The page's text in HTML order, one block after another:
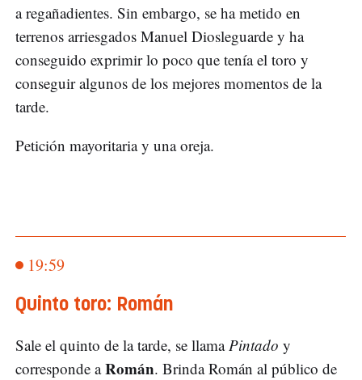
a regañadientes. Sin embargo, se ha metido en
terrenos arriesgados Manuel Diosleguarde y ha
conseguido exprimir lo poco que tenía el toro y
conseguir algunos de los mejores momentos de la
tarde.
Petición mayoritaria y una oreja.
19:59
Quinto toro: Román
Sale el quinto de la tarde, se llama Pintado y
corresponde aRomán. Brinda Román al público de